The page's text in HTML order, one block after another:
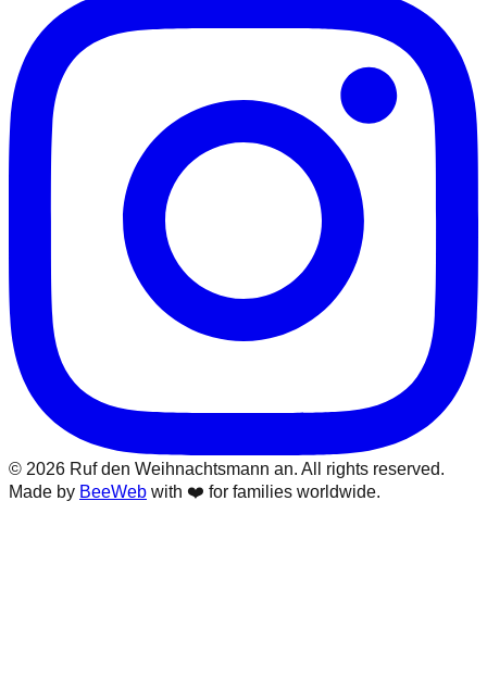
© 2026 Ruf den Weihnachtsmann an. All rights reserved.
Made by BeeWeb with ❤️ for families worldwide.